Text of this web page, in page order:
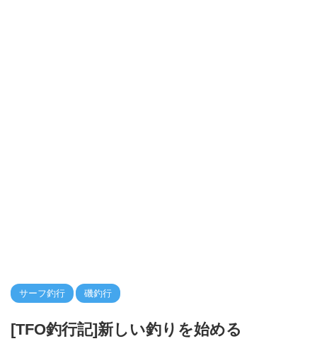
サーフ釣行 磯釣行
[TFO釣行記]新しい釣りを始める